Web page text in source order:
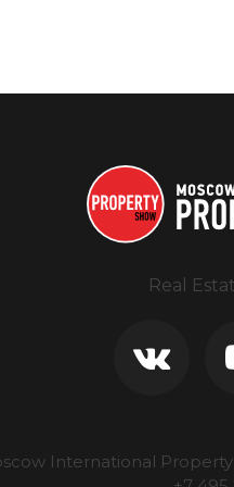
Real
International Property